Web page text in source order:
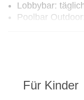
Lobbybar:
Poolbar
Für Kinder